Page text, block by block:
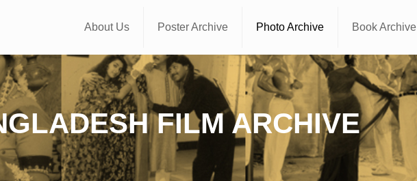
About Us Poster Archive Photo Archive Book Archive
FILM ARCHIVE